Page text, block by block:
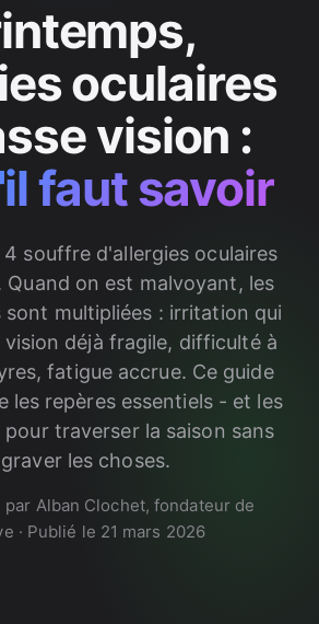
oculaires
vision :
faut savoir
4 souffre d'allergies oculaires
Quand on est malvoyant, les
sont multipliées : irritation qui
vision déjà fragile, difficulté à
fatigue accrue. Ce guide
les repères essentiels - et les
traverser la saison sans
les choses.
Alban Clochet, fondateur de
· Publié le 21 mars 2026